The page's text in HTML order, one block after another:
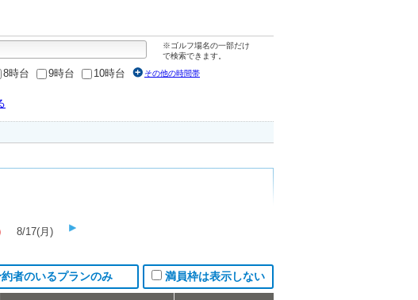
※ゴルフ場名の一部だけ
で検索できます。
8時台 9時台 10時台 その他の時間帯
8/17(月)
満員枠は表示しない
約者のいるプランのみ